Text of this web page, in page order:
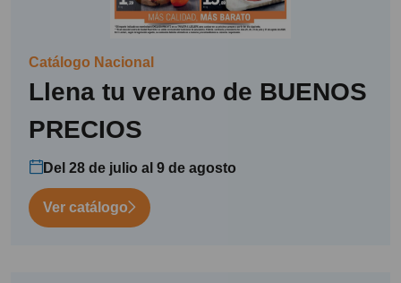
Catálogo Nacional
Llena tu verano de BUENOS
PRECIOS
Del 28 de julio al 9 de agosto
Ver catálogo